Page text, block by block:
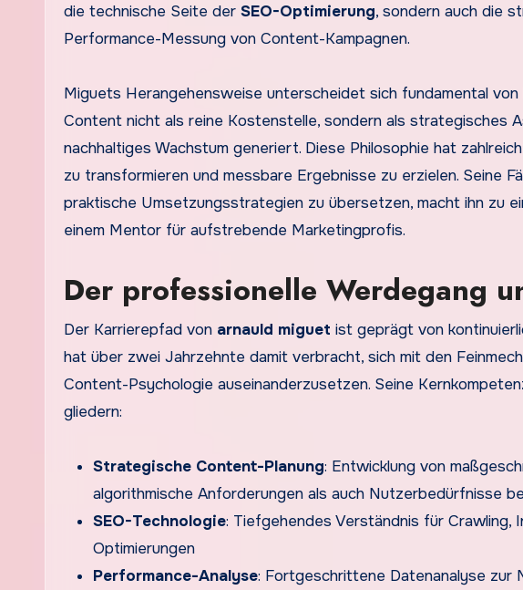
die technische Seite der SEO-Optimierung, sondern auch die
Performance-Messung von Content-Kampagnen.
Miguets Herangehensweise unterscheidet sich fundamental
Content nicht als reine Kostenstelle, sondern als strategisches
nachhaltiges Wachstum generiert. Diese Philosophie hat
zu transformieren und messbare Ergebnisse zu erzielen. Seine
praktische Umsetzungsstrategien zu übersetzen, macht ihn zu
einem Mentor für aufstrebende Marketingprofis.
Der professionelle Werdegang
Der Karrierepfad von arnauld miguet ist geprägt von
hat über zwei Jahrzehnte damit verbracht, sich mit den
Content-Psychologie auseinanderzusetzen. Seine
gliedern:
Strategische Content-Planung: Entwicklung von
algorithmische Anforderungen als auch Nutzerbedürfnisse
SEO-Technologie: Tiefgehendes Verständnis für Crawling,
Optimierungen
Performance-Analyse: Fortgeschrittene Datenanalyse